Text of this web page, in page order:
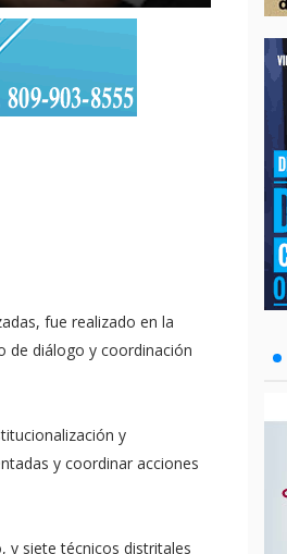
fue realizado en la
de diálogo y coordinación
y
y coordinar acciones
y siete técnicos distritales